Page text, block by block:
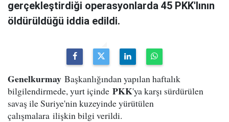
gerçekleştirdiği operasyonlarda 45 PKK'lının
öldürüldüğü iddia edildi.
Genelkurmay Başkanlığından yapılan haftalık
bilgilendirmede, yurt içinde PKK'ya karşı sürdürülen
savaş ile Suriye'nin kuzeyinde yürütülen
çalışmalara ilişkin bilgi verildi.